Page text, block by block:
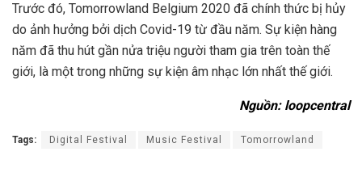
Trước đó, Tomorrowland Belgium 2020 đã chính thức bị hủy
do ảnh hưởng bởi dịch Covid-19 từ đầu năm. Sự kiện hàng
năm đã thu hút gần nửa triệu người tham gia trên toàn thế
giới, là một trong những sự kiện âm nhạc lớn nhất thế giới.
Nguồn: loopcentral
Tags: Digital Festival Music Festival Tomorrowland